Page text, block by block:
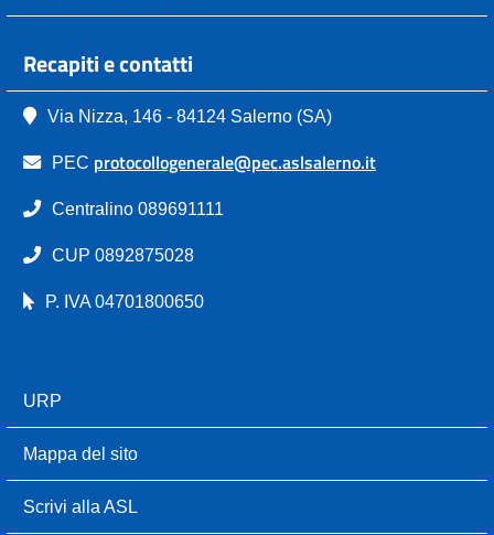
Recapiti e contatti
Via Nizza, 146 - 84124 Salerno (SA)
PEC protocollogenerale@pec.aslsalerno.it
Centralino 089691111
CUP 0892875028
P. IVA 04701800650
URP
Mappa del sito
Scrivi alla ASL